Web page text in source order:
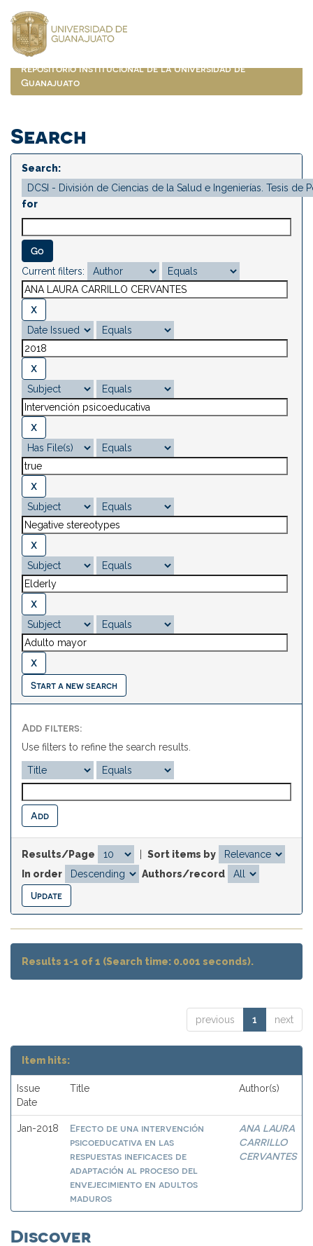
navigation
Repositorio Institucional de la Universidad de
Guanajuato
Search
Search:
for
Current filters:
Start a new search
Add filters:
Use filters to refine the search results.
Results/Page
Sort items by
In order
Authors/record
Results 1-1 of 1 (Search time: 0.001 seconds).
previous 1 next
Item hits:
Issue
Date
Title Author(s)
Jan-2018
Efecto de una intervención
psicoeducativa en las
respuestas ineficaces de
adaptación al proceso del
envejecimiento en adultos
maduros
ANA LAURA
CARRILLO
CERVANTES
Discover